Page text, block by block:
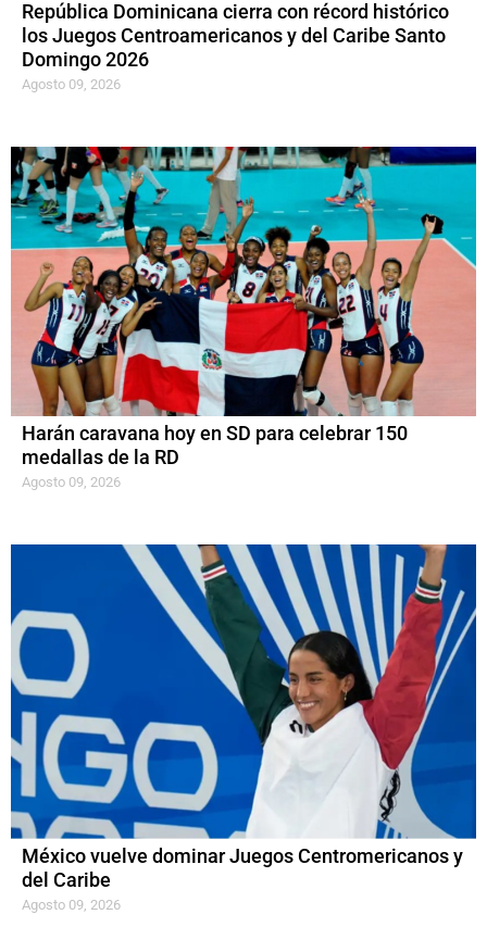
República Dominicana cierra con récord histórico
los Juegos Centroamericanos y del Caribe Santo
Domingo 2026
Agosto 09, 2026
Harán caravana hoy en SD para celebrar 150
medallas de la RD
Agosto 09, 2026
México vuelve dominar Juegos Centromericanos y
del Caribe
Agosto 09, 2026